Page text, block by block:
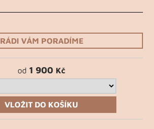
RÁDI VÁM PORADÍME
od 1 900 Kč
VLOŽIT DO KOŠÍKU